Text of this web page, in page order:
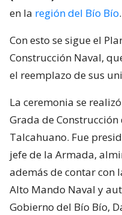
en la región del Bío Bío.
Con esto se sigue el
Construcción Naval,
el reemplazo de sus
La ceremonia se
Grada de
Talcahuano. Fue
jefe de la Armada,
además de contar con
Alto Mando Naval y
Gobierno del Bío Bío,